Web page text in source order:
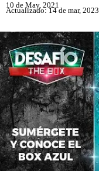
10 de May, 2021
Actualizado: 14 de mar, 2023